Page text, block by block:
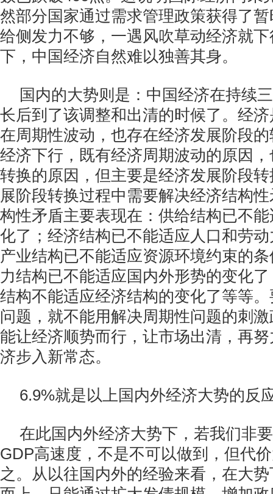
然部分国家通过需求管理政策获得了
给侧发力不够，一遇风吹草动经济就
下，中国经济自然难以独善其身。
国内的大势则是：中国经济在持续
长后到了该调整和出清的时候了。经
在周期性波动，也存在经济发展阶段
经济下行，既有经济周期波动的原因
转换的原因，但主要是经济发展阶段
展阶段转换过程中需要解决经济结构
构性矛盾主要表现在：供给结构已不
化了；经济结构已不能适应人口和劳
产业结构已不能适应资源环境约束的
力结构已不能适应国内外形势的变化
结构不能适应经济结构的变化了等等
问题，就不能用解决周期性问题的刺
能让经济顺势而行，让市场出清，再
济步入新常态。
6.9%就是以上国内外经济大势的反
在此国内外经济大势下，若我们非
GDP高速度，不是不可以做到，但代
之。从以往国内外的经验来看，在大